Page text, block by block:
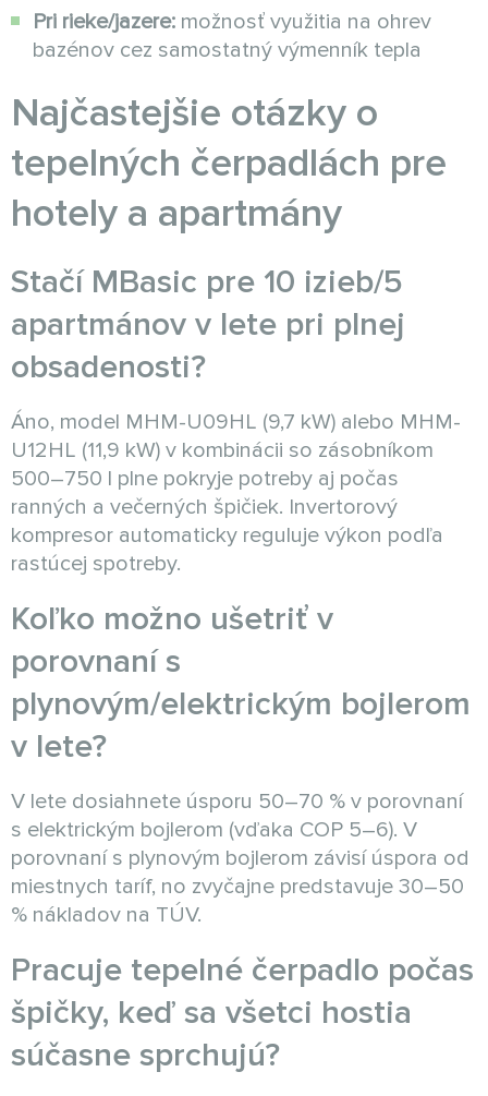
Pri rieke/jazere: možnosť využitia na ohrev
bazénov cez samostatný výmenník tepla
Najčastejšie otázky o
tepelných čerpadlách pre
hotely a apartmány
Stačí MBasic pre 10 izieb/5
apartmánov v lete pri plnej
obsadenosti?
Áno, model MHM-U09HL (9,7 kW) alebo MHM-
U12HL (11,9 kW) v kombinácii so zásobníkom
500–750 l plne pokryje potreby aj počas
ranných a večerných špičiek. Invertorový
kompresor automaticky reguluje výkon podľa
rastúcej spotreby.
Koľko možno ušetriť v
porovnaní s
plynovým/elektrickým bojlerom
v lete?
V lete dosiahnete úsporu 50–70 % v porovnaní
s elektrickým bojlerom (vďaka COP 5–6). V
porovnaní s plynovým bojlerom závisí úspora od
miestnych taríf, no zvyčajne predstavuje 30–50
% nákladov na TÚV.
Pracuje tepelné čerpadlo počas
špičky, keď sa všetci hostia
súčasne sprchujú?